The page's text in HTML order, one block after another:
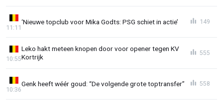
‘Nieuwe topclub voor Mika Godts: PSG schiet in actie’
11:11
149
Leko hakt meteen knopen door voor opener tegen KV
Kortrijk
10:55
555
Genk heeft wéér goud: “De volgende grote toptransfer”
10:36
558